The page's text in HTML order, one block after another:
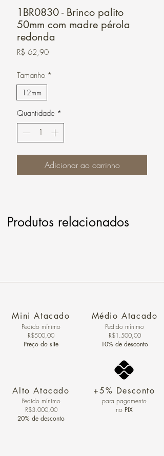
1BR0830 - Brinco palito
50mm com madre pérola
redonda
R$ 62,90Preço
Tamanho *
12mm
Quantidade *
Adicionar ao carrinho
Produtos relacionados
Mini Atacado
Pedido ​mínimo
R$500,00
Preço do site
Alto Atacado
Pedido mínimo
R$3.000,00
20% de desconto
Médio Atacado
Pedido mínimo
R$1.500,00
10% de desconto
+5% Desconto
para pagamento
no PIX